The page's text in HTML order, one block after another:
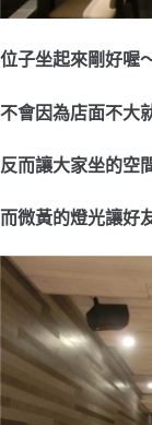
位子坐起來剛好喔
不會因為店面不大
反而讓大家坐的空
而微黃的燈光讓好